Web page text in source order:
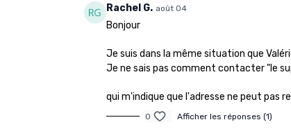
Jour 27 Bras Et Dos Ballon
01:17:42
Rachel G. août 04
Bonjour
Je suis dans la même situation que
Je ne sais pas comment contacter "le
qui m'indique que l'adresse ne peut pas
0 Afficher les réponses (1)